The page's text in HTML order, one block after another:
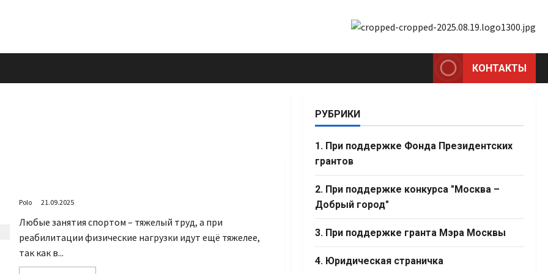
КОНТАКТЫ
Polo 21.09.2025
Любые занятия спортом – тяжелый труд, а при
реабилитации физические нагрузки идут ещё тяжелее,
так как в...
РУБРИКИ
1. При поддержке Фонда Президентских
грантов
2. При поддержке конкурса "Москва –
Добрый город"
3. При поддержке гранта Мэра Москвы
4. Юридическая страничка